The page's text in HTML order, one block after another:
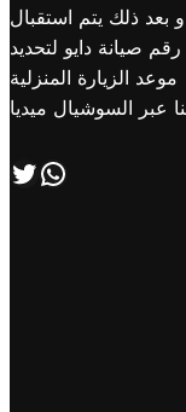
بعد ذلك يتم استقبال
صيانة دايو لتحديد
موعد الزيارة المنزلية
عبر السوشيال ميديا
تابعنا علي صفحة التويتر اتصل بنا علي طريق الوتساب